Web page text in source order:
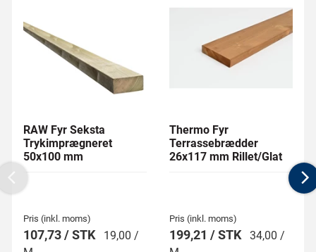
RAW Fyr Seksta
Trykimprægneret
50x100 mm
Pris (inkl. moms)
107,73 / STK
19,00 /
Thermo Fyr
Terrassebrædder
26x117 mm Rillet/Glat
Pris (inkl. moms)
199,21 / STK 34,00 /
Previous